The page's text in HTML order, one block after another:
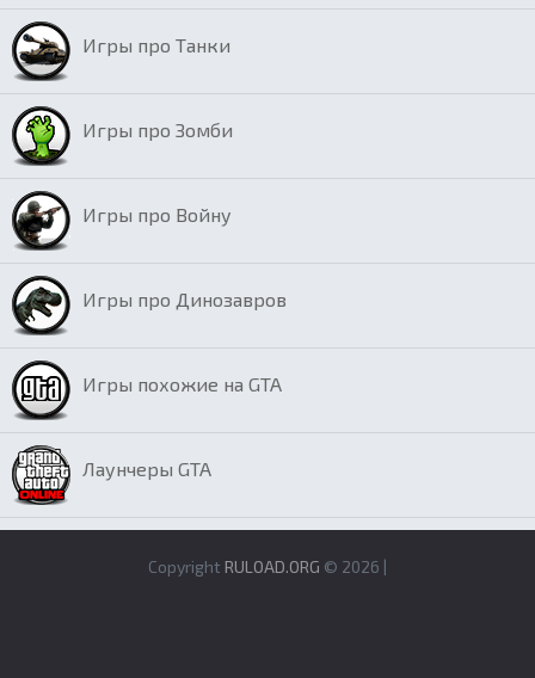
Игры про Танки
Игры про Зомби
Игры про Войну
Игры про Динозавров
Игры похожие на GTA
Лаунчеры GTA
Copyright RULOAD.ORG © 2026 |